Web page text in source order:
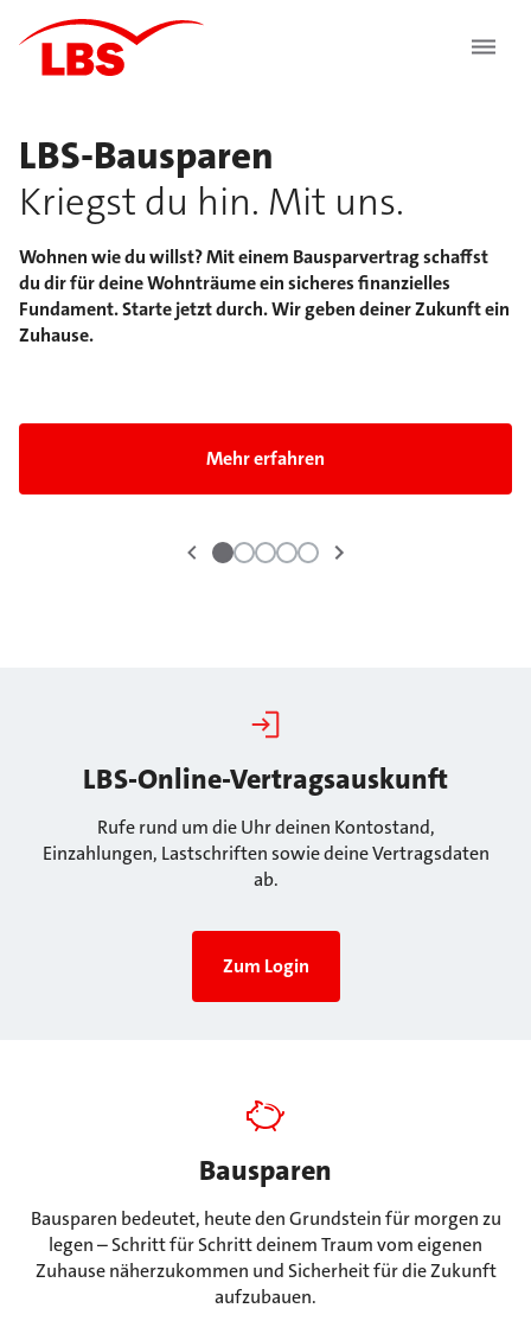
LBS-Bausparen
Kriegst du hin. Mit uns.
Wohnen wie du willst? Mit einem Bausparvertrag schaffst
du dir für deine Wohnträume ein sicheres finanzielles
Fundament. Starte jetzt durch. Wir geben deiner Zukunft ein
Zuhause.
Folie 1 von 5: LBS-Bausparen Kriegst du hin.
Mehr erfahren
LBS-Online-Vertragsauskunft
Rufe rund um die Uhr deinen Kontostand,
Einzahlungen, Lastschriften sowie deine Vertragsdaten
ab.
Zum Login
Bausparen
Bausparen bedeutet, heute den Grundstein für morgen zu
legen – Schritt für Schritt deinem Traum vom eigenen
Zuhause näherzukommen und Sicherheit für die Zukunft
aufzubauen.